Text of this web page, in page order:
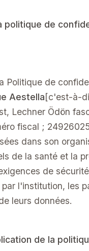
politique de
Politique de
Aestella[c'est-à-
Lechner Ödön
fiscal ;
dans son
de la santé et la
de
l'institution, les
leurs données.
de la